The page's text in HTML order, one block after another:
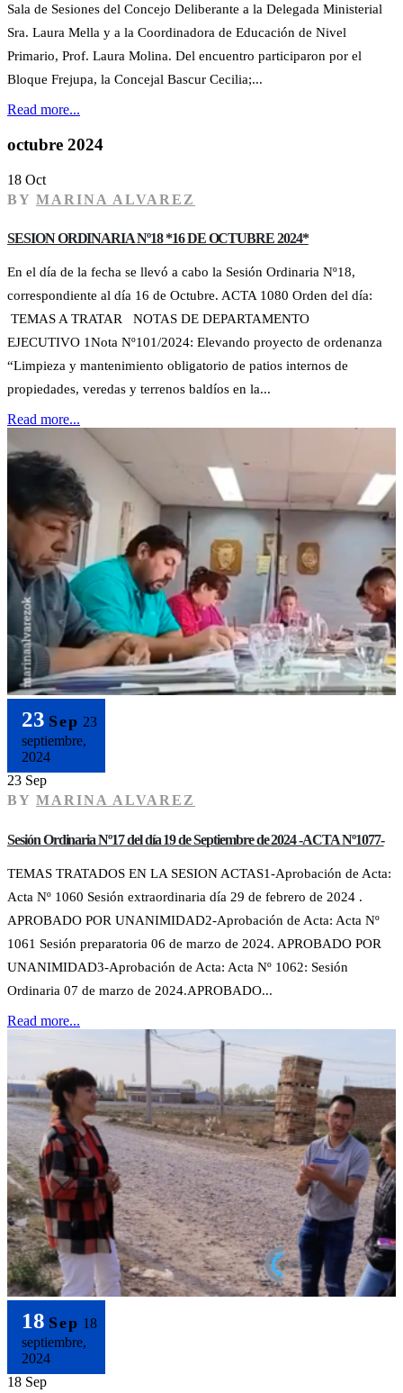
Sala de Sesiones del Concejo Deliberante a la Delegada Ministerial
Sra. Laura Mella y a la Coordinadora de Educación de Nivel
Primario, Prof. Laura Molina. Del encuentro participaron por el
Bloque Frejupa, la Concejal Bascur Cecilia;...
Read more...
octubre 2024
18 Oct
BY MARINA ALVAREZ
SESION ORDINARIA Nº18 *16 DE OCTUBRE 2024*
En el día de la fecha se llevó a cabo la Sesión Ordinaria Nº18,
correspondiente al día 16 de Octubre. ACTA 1080 Orden del día:
TEMAS A TRATAR NOTAS DE DEPARTAMENTO
EJECUTIVO 1Nota Nº101/2024: Elevando proyecto de ordenanza
“Limpieza y mantenimiento obligatorio de patios internos de
propiedades, veredas y terrenos baldíos en la...
Read more...
23 Sep 23
septiembre,
2024
23 Sep
BY MARINA ALVAREZ
Sesión Ordinaria Nº17 del día 19 de Septiembre de 2024 -ACTA Nº1077-
TEMAS TRATADOS EN LA SESION ACTAS1-Aprobación de Acta:
Acta Nº 1060 Sesión extraordinaria día 29 de febrero de 2024 .
APROBADO POR UNANIMIDAD2-Aprobación de Acta: Acta Nº
1061 Sesión preparatoria 06 de marzo de 2024. APROBADO POR
UNANIMIDAD3-Aprobación de Acta: Acta Nº 1062: Sesión
Ordinaria 07 de marzo de 2024.APROBADO...
Read more...
18 Sep 18
septiembre,
2024
18 Sep